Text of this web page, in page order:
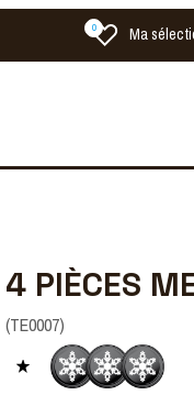
Ma
0
4 PIÈCES
(TE0007)